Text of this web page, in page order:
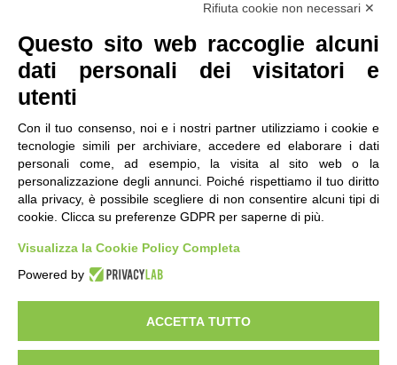
contatti| qualità accessibilità |privacy|
note legali
IRES Piemonte - Istituto di Ricerche Economico
Sociali del Piemonte
Via Nizza 18, 10125 Torino - C.F.80084650011
P.Iva 04328830015
© 2018 All Rights Reserved
Rifiuta cookie non necessari ✕
Questo sito web raccoglie alcuni
dati personali dei visitatori e
utenti
Con il tuo consenso, noi e i nostri partner utilizziamo i cookie e
tecnologie simili per archiviare, accedere ed elaborare i dati
personali come, ad esempio, la visita al sito web o la
personalizzazione degli annunci. Poiché rispettiamo il tuo diritto
alla privacy, è possibile scegliere di non consentire alcuni tipi di
cookie. Clicca su preferenze GDPR per saperne di più.
Visualizza la Cookie Policy Completa
Powered by
ACCETTA TUTTO